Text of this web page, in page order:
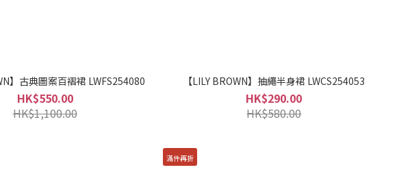
】古典圖案百褶裙 LWFS254080
HK$550.00
HK$1,100.00
【LILY BROWN】抽繩半身裙 LWCS254053
HK$290.00
HK$580.00
滿件再折